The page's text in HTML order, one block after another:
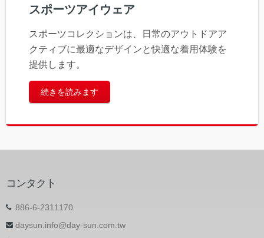
スポーツアイウェア
スポーツコレクションは、日常のアウトドアア
クティブに最適なデザインと快適な着用体験を
提供します。
続きを読みます
コンタクト
886-6-2311170
daysun.info@day-sun.com.tw